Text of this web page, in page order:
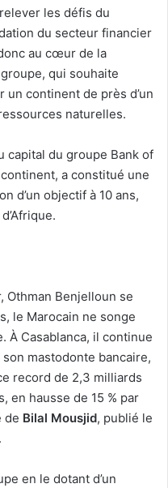
les défis du
du secteur financier
au cœur de la
qui souhaite
continent de près d’un
naturelles.
capital du groupe Bank of
a constitué une
d’un objectif à 10 ans,
Othman Benjelloun se
le Marocain ne songe
À Casablanca, il continue
mastodonte bancaire,
record de 2,3 milliards
en hausse de 15 % par
de Bilal Mousjid, publié le
.
en le dotant d’un